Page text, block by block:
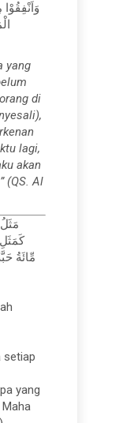
yang
di
lagi,
akan
(QS. Al
مِّائَةُ
setiap
yang